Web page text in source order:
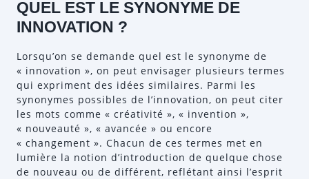
QUEL EST LE SYNONYME DE
INNOVATION ?
Lorsqu’on se demande quel est le synonyme de
« innovation », on peut envisager plusieurs termes
qui expriment des idées similaires. Parmi les
synonymes possibles de l’innovation, on peut citer
les mots comme « créativité », « invention »,
« nouveauté », « avancée » ou encore
« changement ». Chacun de ces termes met en
lumière la notion d’introduction de quelque chose
de nouveau ou de différent, reflétant ainsi l’esprit